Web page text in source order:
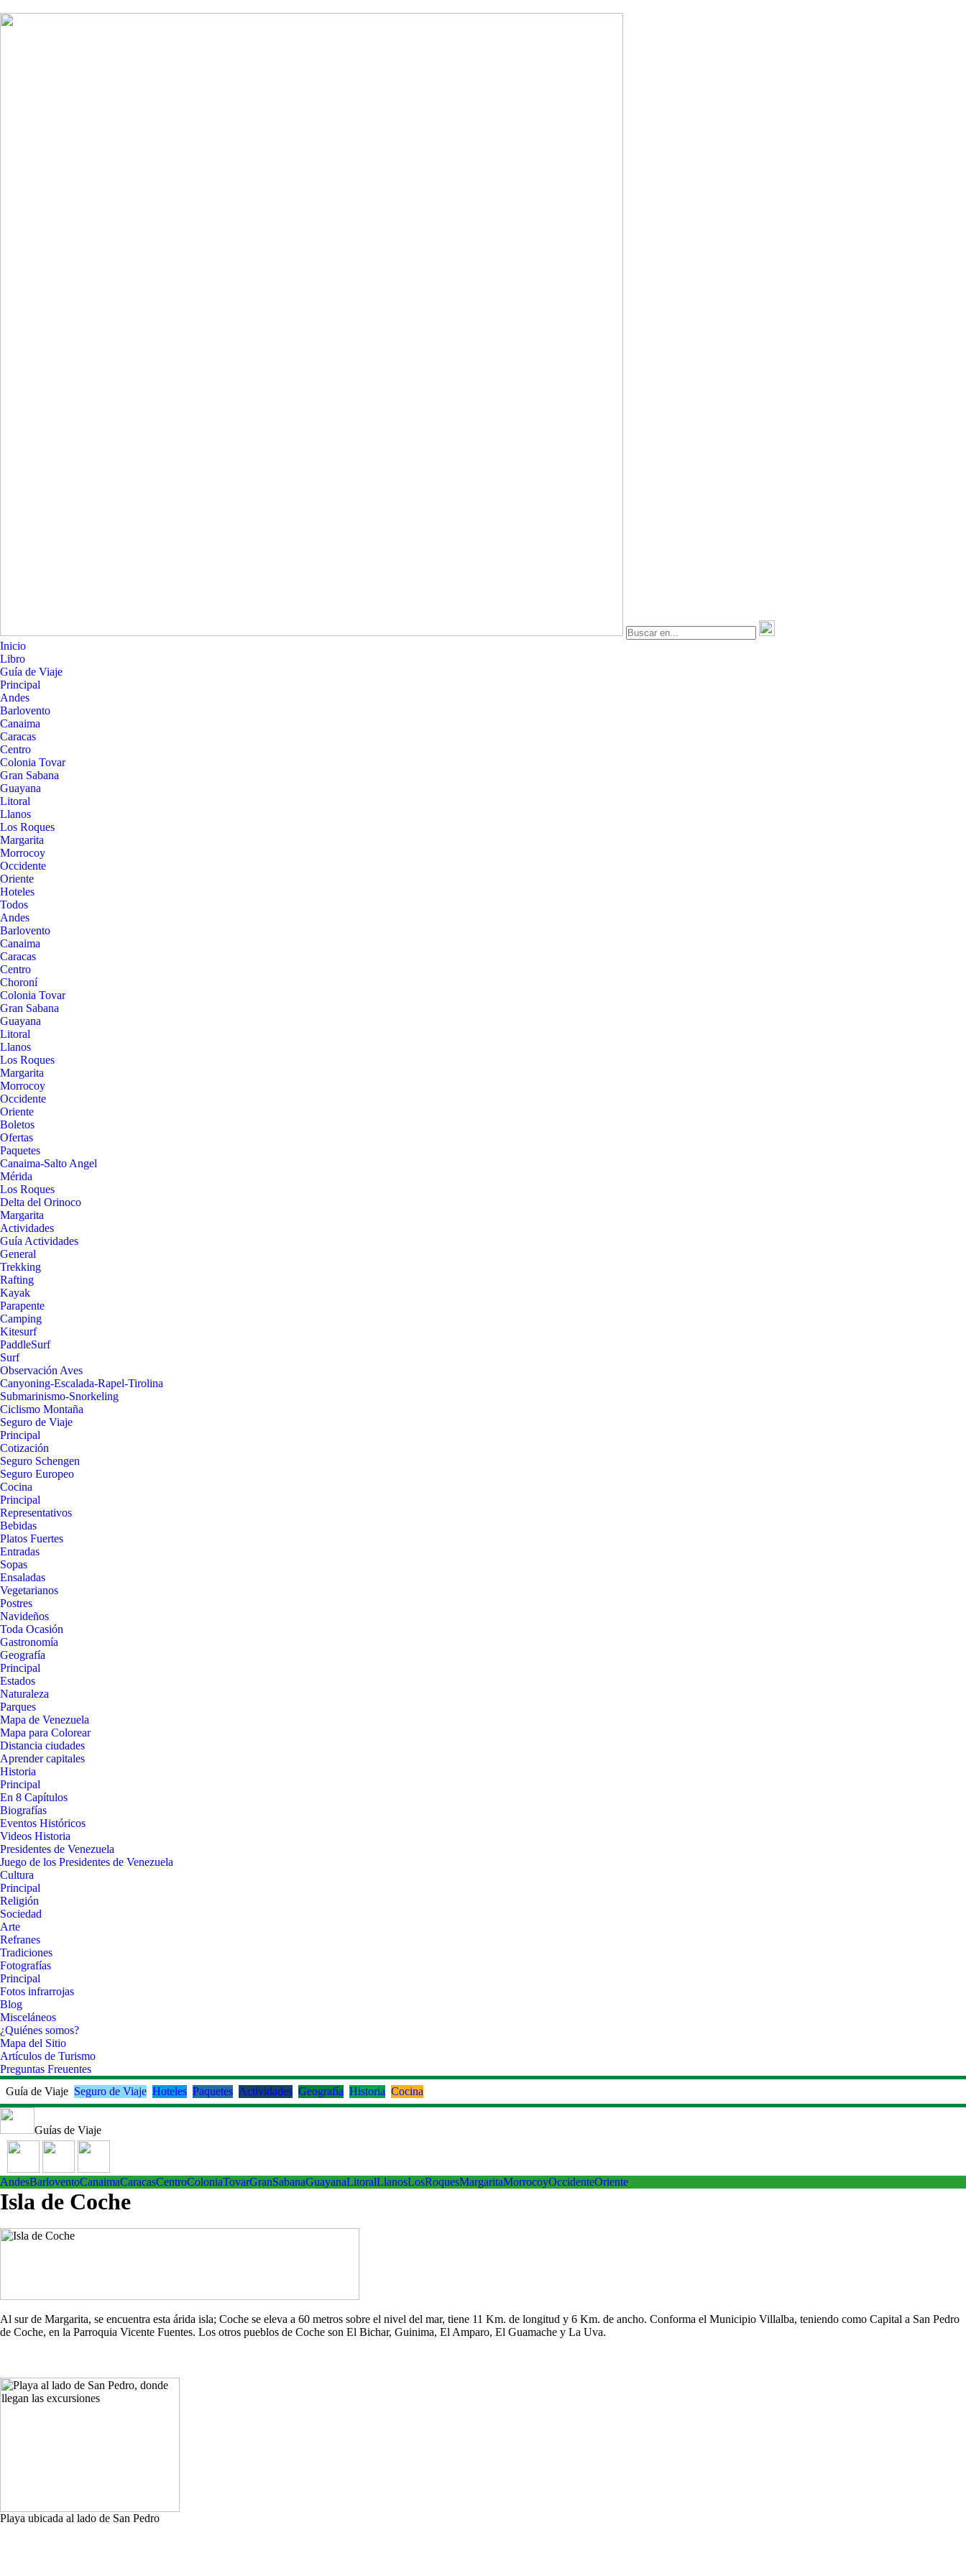
Inicio
Libro
Guía de Viaje
Principal
Andes
Barlovento
Canaima
Caracas
Centro
Colonia Tovar
Gran Sabana
Guayana
Litoral
Llanos
Los Roques
Margarita
Morrocoy
Occidente
Oriente
Hoteles
Todos
Andes
Barlovento
Canaima
Caracas
Centro
Choroní
Colonia Tovar
Gran Sabana
Guayana
Litoral
Llanos
Los Roques
Margarita
Morrocoy
Occidente
Oriente
Boletos
Ofertas
Paquetes
Canaima-Salto Angel
Mérida
Los Roques
Delta del Orinoco
Margarita
Actividades
Guía Actividades
General
Trekking
Rafting
Kayak
Parapente
Camping
Kitesurf
PaddleSurf
Surf
Observación Aves
Canyoning-Escalada-Rapel-Tirolina
Submarinismo-Snorkeling
Ciclismo Montaña
Seguro de Viaje
Principal
Cotización
Seguro Schengen
Seguro Europeo
Cocina
Principal
Representativos
Bebidas
Platos Fuertes
Entradas
Sopas
Ensaladas
Vegetarianos
Postres
Navideños
Toda Ocasión
Gastronomía
Geografía
Principal
Estados
Naturaleza
Parques
Mapa de Venezuela
Mapa para Colorear
Distancia ciudades
Aprender capitales
Historia
Principal
En 8 Capítulos
Biografías
Eventos Históricos
Videos Historia
Presidentes de Venezuela
Juego de los Presidentes de Venezuela
Cultura
Principal
Religión
Sociedad
Arte
Refranes
Tradiciones
Fotografías
Principal
Fotos infrarrojas
Blog
Misceláneos
¿Quiénes somos?
Mapa del Sitio
Artículos de Turismo
Preguntas Freuentes
Guía de Viaje Seguro de Viaje Hoteles Paquetes Actividades Geografía Historia Cocina
Guías de Viaje
AndesBarloventoCanaimaCaracasCentroColoniaTovarGranSabanaGuayanaLitoralLlanosLosRoquesMargaritaMorrocoyOccidenteOriente
Isla de Coche
Al sur de Margarita, se encuentra esta árida isla; Coche se eleva a 60 metros sobre el nivel del mar, tiene 11 Km. de longitud y 6 Km. de ancho. Conforma el Municipio Villalba, teniendo como Capital a San Pedro
de Coche, en la Parroquia Vicente Fuentes. Los otros pueblos de Coche son El Bichar, Guinima, El Amparo, El Guamache y La Uva.
Playa ubicada al lado de San Pedro